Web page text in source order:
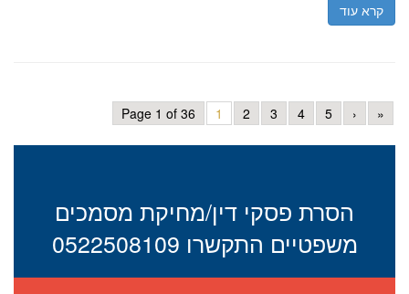
קרא עוד
Page 1 of 36 1 2 3 4 5 › »
הסרת פסקי דין/מחיקת מסמכים
משפטיים התקשרו 0522508109